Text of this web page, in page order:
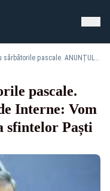
MĂSURI pentru sărbătorile pascale. ANUNȚUL ministrului de Interne: Vom ajuta BOR la împărțirea sfintelor Paști și a luminii de Înviere
pascale.
Interne: Vom
sfintelor Paști